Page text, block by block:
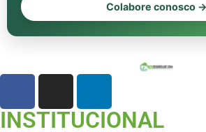
Colabore conosco →
INSTITUCIONAL